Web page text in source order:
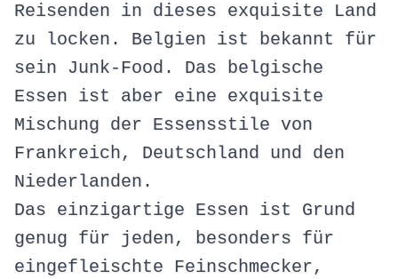
Reisenden in dieses exquisite Land
zu locken. Belgien ist bekannt für
sein Junk-Food. Das belgische
Essen ist aber eine exquisite
Mischung der Essensstile von
Frankreich, Deutschland und den
Niederlanden.
Das einzigartige Essen ist Grund
genug für jeden, besonders für
eingefleischte Feinschmecker,